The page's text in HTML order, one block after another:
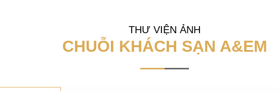
THƯ VIỆN ẢNH
CHUỖI KHÁCH SẠN A&EM